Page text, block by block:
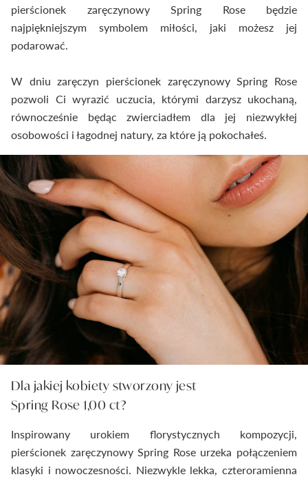
pierścionek zaręczynowy Spring Rose będzie
najpiękniejszym symbolem miłości, jaki możesz jej
podarować.
W dniu zaręczyn pierścionek zaręczynowy Spring Rose
pozwoli Ci wyrazić uczucia, którymi darzysz ukochaną,
równocześnie będąc zwierciadłem dla jej niezwykłej
osobowości i łagodnej natury, za które ją pokochałeś.
Dla jakiej kobiety stworzony jest
Spring Rose 1,00 ct?
Inspirowany urokiem florystycznych kompozycji,
pierścionek zaręczynowy Spring Rose urzeka połączeniem
klasyki i nowoczesności. Niezwykle lekka, czteroramienna